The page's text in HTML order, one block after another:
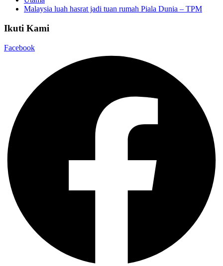
Malaysia luah hasrat jadi tuan rumah Piala Dunia – TPM
Ikuti Kami
Facebook